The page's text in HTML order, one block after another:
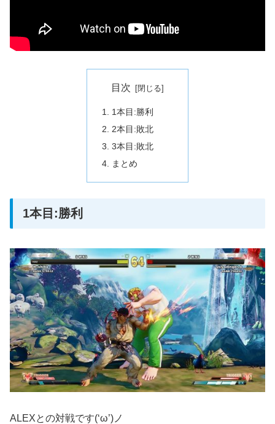
目次
1本目:勝利
2本目:敗北
3本目:敗北
まとめ
1本目:勝利
ALEXとの対戦です(‘ω’)ノ